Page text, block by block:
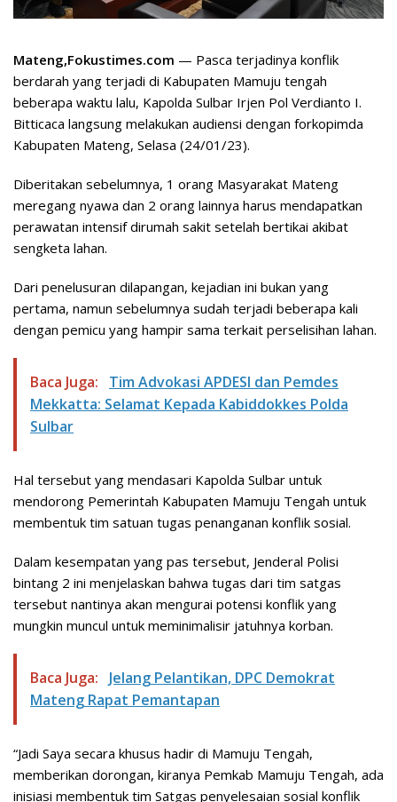
Mateng,Fokustimes.com — Pasca terjadinya konflik
berdarah yang terjadi di Kabupaten Mamuju tengah
beberapa waktu lalu, Kapolda Sulbar Irjen Pol Verdianto I.
Bitticaca langsung melakukan audiensi dengan forkopimda
Kabupaten Mateng, Selasa (24/01/23).
Diberitakan sebelumnya, 1 orang Masyarakat Mateng
meregang nyawa dan 2 orang lainnya harus mendapatkan
perawatan intensif dirumah sakit setelah bertikai akibat
sengketa lahan.
Dari penelusuran dilapangan, kejadian ini bukan yang
pertama, namun sebelumnya sudah terjadi beberapa kali
dengan pemicu yang hampir sama terkait perselisihan lahan.
Baca Juga:
Tim Advokasi APDESI dan Pemdes
Mekkatta: Selamat Kepada Kabiddokkes Polda
Sulbar
Hal tersebut yang mendasari Kapolda Sulbar untuk
mendorong Pemerintah Kabupaten Mamuju Tengah untuk
membentuk tim satuan tugas penanganan konflik sosial.
Dalam kesempatan yang pas tersebut, Jenderal Polisi
bintang 2 ini menjelaskan bahwa tugas dari tim satgas
tersebut nantinya akan mengurai potensi konflik yang
mungkin muncul untuk meminimalisir jatuhnya korban.
Baca Juga:
Jelang Pelantikan, DPC Demokrat
Mateng Rapat Pemantapan
“Jadi Saya secara khusus hadir di Mamuju Tengah,
memberikan dorongan, kiranya Pemkab Mamuju Tengah, ada
inisiasi membentuk tim Satgas penyelesaian sosial konflik